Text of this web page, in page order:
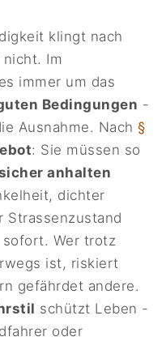
klingt nach
Im
immer um das
Bedingungen -
Ausnahme. Nach §
: Sie müssen so
anhalten
dichter
Strassenzustand
sofort. Wer trotz
ist, riskiert
gefährdet andere.
schützt Leben -
oder